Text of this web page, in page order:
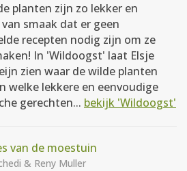
planten zijn zo lekker en
smaak dat er geen
recepten nodig zijn om ze
In 'Wildoogst' laat Elsje
zien waar de wilde planten
welke lekkere en eenvoudige
gerechten... bekijk 'Wildoogst'
van de moestuin
& Reny Muller